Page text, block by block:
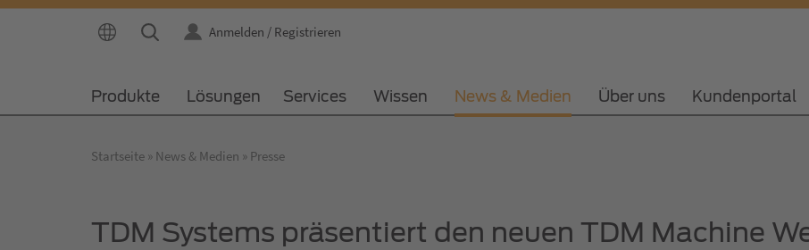
Anmelden / Registrieren
Produkte Lösungen Services Wissen News & Medien Über uns Kundenportal
Startseite News & Medien Presse
TDM Systems präsentiert den neuen TDM Machine